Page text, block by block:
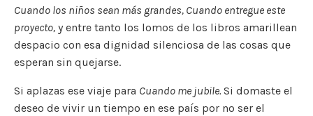
Cuando los niños sean más grandes, Cuando entregue este
proyecto, y entre tanto los lomos de los libros amarillean
despacio con esa dignidad silenciosa de las cosas que
esperan sin quejarse.
Si aplazas ese viaje para Cuando me jubile. Si domaste el
deseo de vivir un tiempo en ese país por no ser el